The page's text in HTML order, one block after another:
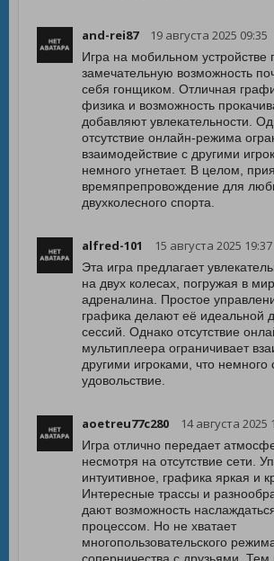
and-rei87 19 августа 2025 09:35
Игра на мобильном устройстве
замечательную возможность
себя гонщиком. Отличная
физика и возможность
добавляют увлекательности.
отсутствие онлайн-режима
взаимодействие с другими
немного угнетает. В целом,
времяпрепровождение для
двухколесного спорта.
alfred-101 15 августа 2025 19:37
Эта игра предлагает
на двух колесах, погружая в
адреналина. Простое
графика делают её идеальной
сессий. Однако отсутствие
мультиплеера ограничивает
другими игроками, что немного
удовольствие.
aoetreu77c280 14 августа 2025
Игра отлично передает
несмотря на отсутствие сети.
интуитивное, графика яркая и
Интересные трассы и
дают возможность
процессом. Но не хватает
многопользовательского